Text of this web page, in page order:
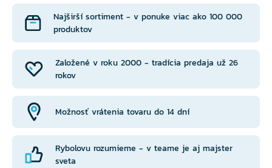
Založené v roku 2000 - tradícia predaja už 26
rokov
Možnosť vrátenia tovaru do 14 dní
Najširší sortiment - v ponuke viac ako 100 000
produktov
Rybolovu rozumieme - v teame je aj majster
sveta